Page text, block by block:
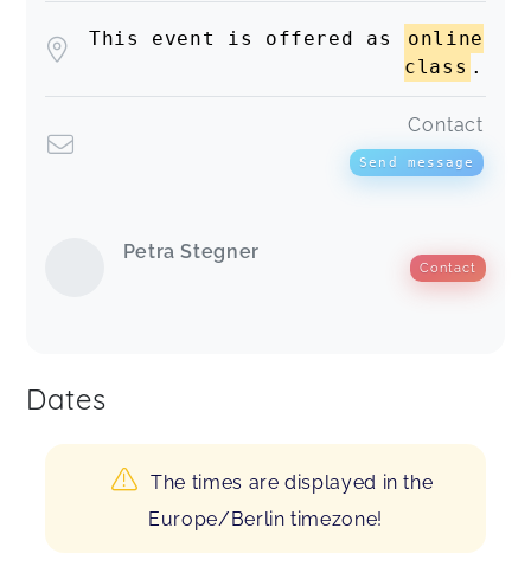
This event is offered as
online
class .
Contact
Send message
Petra Stegner
Contact
Dates
The times are displayed in the
Europe/Berlin timezone!